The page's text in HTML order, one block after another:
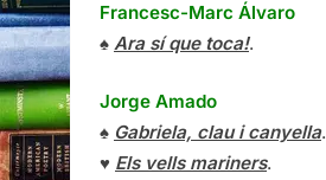
Francesc-Marc Álvaro
♠ Ara sí que toca!.
Jorge Amado
♠ Gabriela, clau i canyella.
♥ Els vells mariners.